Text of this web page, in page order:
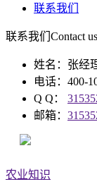
联系我们
联系我们 Contact us
姓名：张经
电话：400-
Q Q：
邮箱：
农业知识